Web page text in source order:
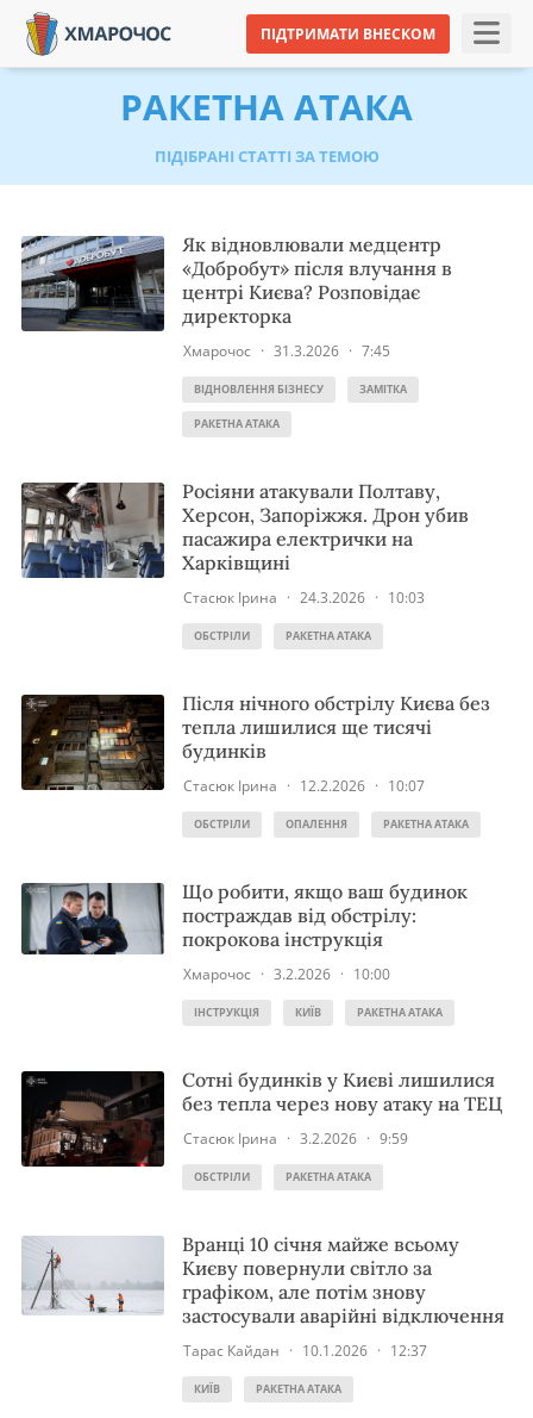
ПІДТРИМАТИ ВНЕСКОМ
РАКЕТНА АТАКА
ПІДІБРАНІ СТАТТІ ЗА ТЕМОЮ
Як відновлювали медцентр
«Добробут» після влучання в
центрі Києва? Розповідає
директорка
Хмарочос · 31.3.2026 · 7:45
ВІДНОВЛЕННЯ БІЗНЕСУ ЗАМІТКА
РАКЕТНА АТАКА
Росіяни атакували Полтаву,
Херсон, Запоріжжя. Дрон убив
пасажира електрички на
Харківщині
Стасюк Ірина · 24.3.2026 · 10:03
ОБСТРІЛИ РАКЕТНА АТАКА
Після нічного обстрілу Києва без
тепла лишилися ще тисячі
будинків
Стасюк Ірина · 12.2.2026 · 10:07
ОБСТРІЛИ ОПАЛЕННЯ РАКЕТНА АТАКА
Що робити, якщо ваш будинок
постраждав від обстрілу:
покрокова інструкція
Хмарочос · 3.2.2026 · 10:00
ІНСТРУКЦІЯ КИЇВ РАКЕТНА АТАКА
Сотні будинків у Києві лишилися
без тепла через нову атаку на ТЕЦ
Стасюк Ірина · 3.2.2026 · 9:59
ОБСТРІЛИ РАКЕТНА АТАКА
Вранці 10 січня майже всьому
Києву повернули світло за
графіком, але потім знову
застосували аварійні відключення
Тарас Кайдан · 10.1.2026 · 12:37
КИЇВ РАКЕТНА АТАКА